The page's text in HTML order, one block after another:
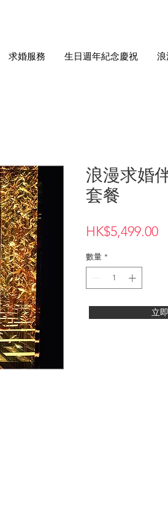
求婚服務 生日週年紀念慶祝
浪漫求婚
套餐
HK$5,499.00價
數量 *
立